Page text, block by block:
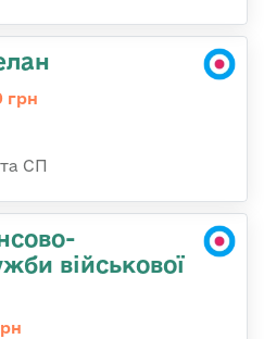
грн
СП
військової